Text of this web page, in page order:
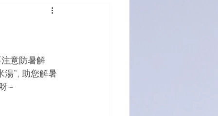
意防暑解
湯”, 助您解暑
~